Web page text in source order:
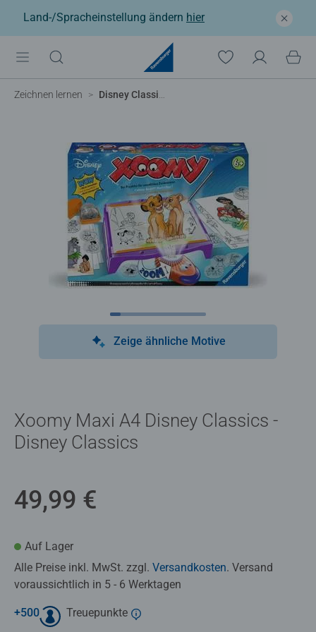
Land-/Spracheinstellung ändern hier
Zeichnen lernen Disney Classics
Zeige ähnliche Motive
Xoomy Maxi A4 Disney Classics -
Disney Classics
49,99 €
Auf Lager
Alle Preise inkl. MwSt. zzgl. Versandkosten. Versand
voraussichtlich in 5 - 6 Werktagen
+500 Treuepunkte